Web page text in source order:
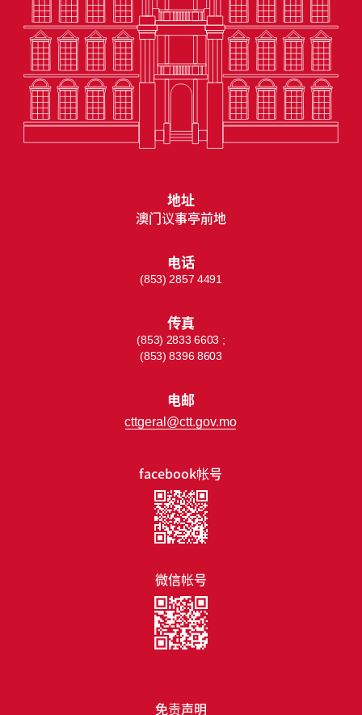
免责声明
facebook帐号
微信帐号
地址
澳门议事亭前地
电话
(853) 2857 4491
传真
(853) 2833 6603 ;
(853) 8396 8603
电邮
cttgeral@ctt.gov.mo